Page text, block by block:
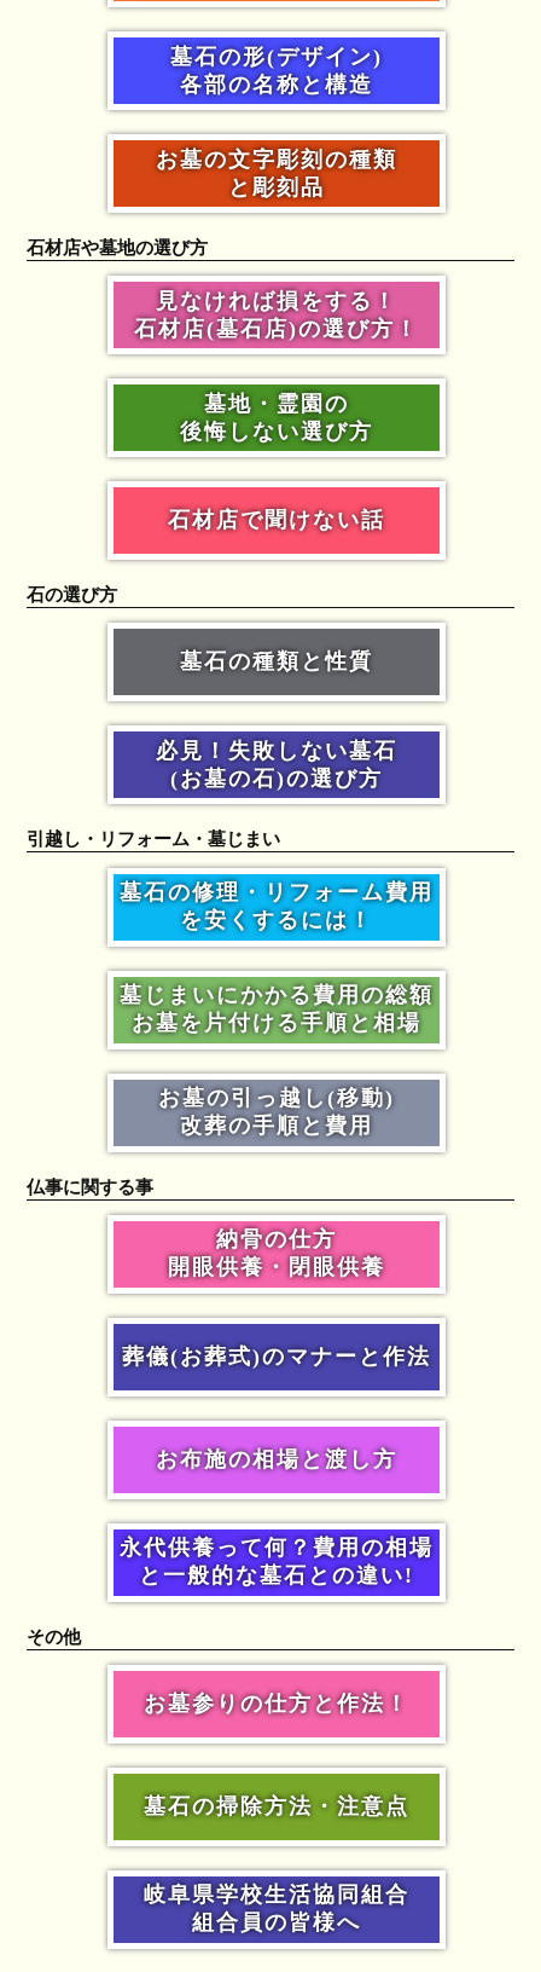
墓石の形(デザイン)
各部の名称と構造
お墓の文字彫刻の種類
と彫刻品
石材店や墓地の選び方
見なければ損をする！
石材店(墓石店)の選び方！
墓地・霊園の
後悔しない選び方
石材店で聞けない話
石の選び方
墓石の種類と性質
必見！失敗しない墓石
(お墓の石)の選び方
引越し・リフォーム・墓じまい
墓石の修理・リフォーム費用
を安くするには！
墓じまいにかかる費用の総額
お墓を片付ける手順と相場
お墓の引っ越し(移動)
改葬の手順と費用
仏事に関する事
納骨の仕方
開眼供養・閉眼供養
葬儀(お葬式)のマナーと作法
お布施の相場と渡し方
永代供養って何？費用の相場
と一般的な墓石との違い!
その他
お墓参りの仕方と作法！
墓石の掃除方法・注意点
岐阜県学校生活協同組合
組合員の皆様へ